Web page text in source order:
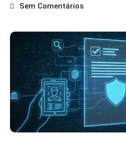
Sem Comentários